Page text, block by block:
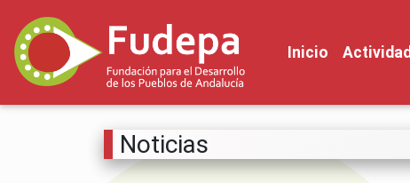
Inicio
Noticias